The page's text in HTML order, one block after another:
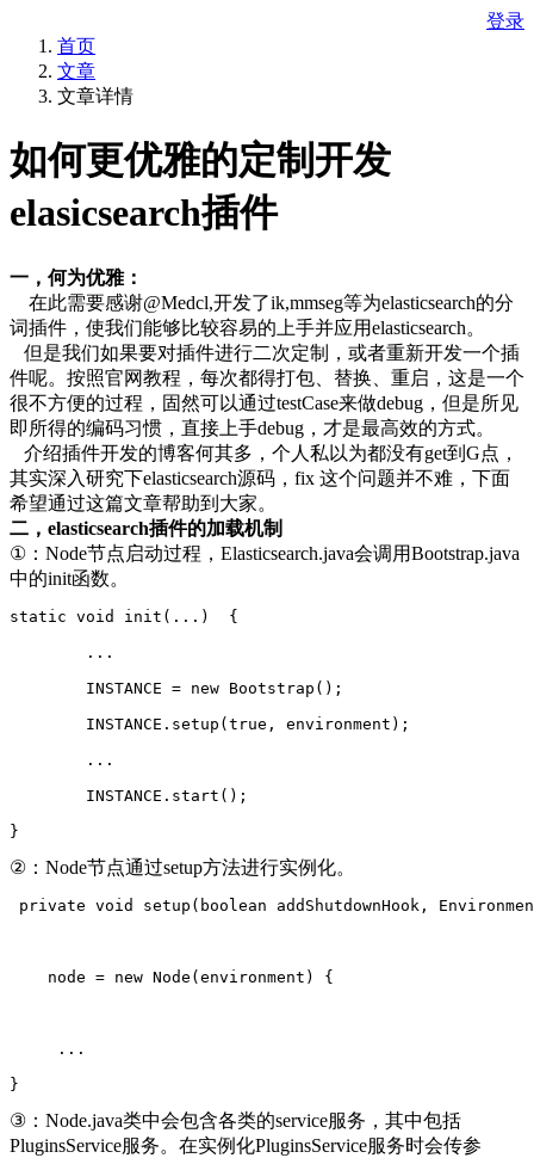
登录
首页
文章
文章详情
如何更优雅的定制开发
elasicsearch插件
一，何为优雅：
在此需要感谢@Medcl,开发了ik,mmseg等为elasticsearch的分
词插件，使我们能够比较容易的上手并应用elasticsearch。
但是我们如果要对插件进行二次定制，或者重新开发一个插
件呢。按照官网教程，每次都得打包、替换、重启，这是一个
很不方便的过程，固然可以通过testCase来做debug，但是所见
即所得的编码习惯，直接上手debug，才是最高效的方式。
介绍插件开发的博客何其多，个人私以为都没有get到G点，
其实深入研究下elasticsearch源码，fix 这个问题并不难，下面
希望通过这篇文章帮助到大家。
二，elasticsearch插件的加载机制
①：Node节点启动过程，Elasticsearch.java会调用Bootstrap.java
中的init函数。
static void init(...)  {
        ...
        INSTANCE = new Bootstrap();
        INSTANCE.setup(true, environment);
        ...
        INSTANCE.start();
}
②：Node节点通过setup方法进行实例化。
private void setup(boolean addShutdownHook,
    node = new Node(environment) {
     ...
}
③：Node.java类中会包含各类的service服务，其中包括
PluginsService服务。在实例化PluginsService服务时会传参